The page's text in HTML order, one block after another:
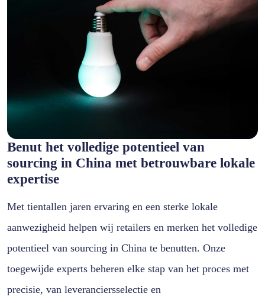
Benut het volledige potentieel van
sourcing in China met betrouwbare lokale
expertise
Met tientallen jaren ervaring en een sterke lokale
aanwezigheid helpen wij retailers en merken het volledige
potentieel van sourcing in China te benutten. Onze
toegewijde experts beheren elke stap van het proces met
precisie, van leveranciersselectie en